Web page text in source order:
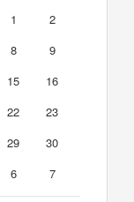
1
2
8
9
15
16
22
23
29
30
6 7